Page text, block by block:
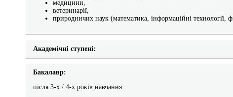
медицини,
ветеринарії,
природничих наук (математика, інформаційні технології,
Академічні ступені:
Бакалавр:
після 3-х / 4-х років навчання